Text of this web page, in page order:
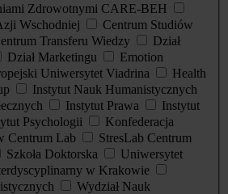
Zdrowotnymi CARE-BEH
Wschodniej
Centrum Studiów
Transferu Wiedzy
Dział
Dział Marketingu
Emotion
Uniwersytet Viadrina
Health
Instytut Nauk Humanistycznych
Instytut Prawa
Instytut
Psychologii
Konfederacja
Centrum Lab
StresLab Centrum
Szkoła Doktorska
Uniwersytet
w Krakowie
Wydział Nauk